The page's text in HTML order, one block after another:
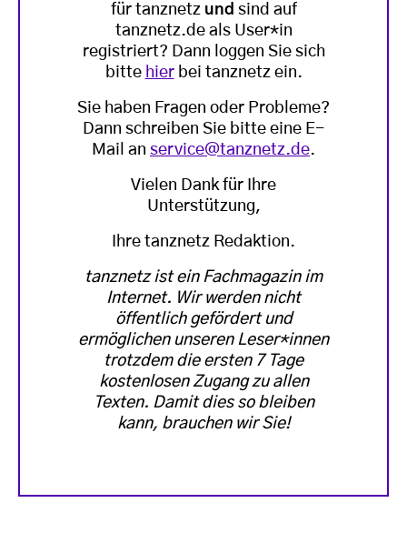
für tanznetz und sind auf
tanznetz.de als User*in
registriert? Dann loggen Sie sich
bitte hierbei tanznetz ein.
Sie haben Fragen oder Probleme?
Dann schreiben Sie bitte eine E-
Mail an service@tanznetz.de.
Vielen Dank für Ihre
Unterstützung,
Ihre tanznetz Redaktion.
tanznetz ist ein Fachmagazin im
Internet. Wir werden nicht
öffentlich gefördert und
ermöglichen unseren Leser*innen
trotzdem die ersten 7 Tage
kostenlosen Zugang zu allen
Texten. Damit dies so bleiben
kann, brauchen wir Sie!